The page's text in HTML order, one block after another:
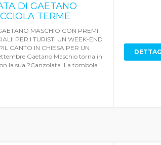
DI GAETANO
TERME
MASCHIO CON PREMI
PER I TURISTI UN WEEK-END
CANTO IN CHIESA PER UN
Gaetano Maschio torna in
la sua ?Canzolata. La tombola